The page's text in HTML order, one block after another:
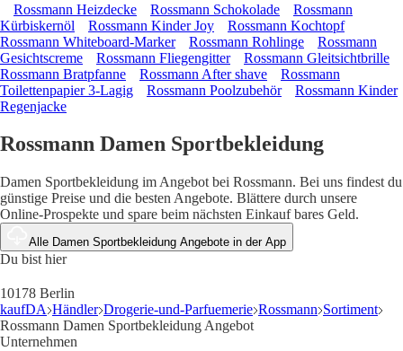
Rossmann Heizdecke Rossmann Schokolade
Rossmann
Kürbiskernöl
Rossmann Kinder Joy
Rossmann Kochtopf
Rossmann Whiteboard-Marker
Rossmann Rohlinge
Rossmann
Gesichtscreme
Rossmann Fliegengitter
Rossmann Gleitsichtbrille
Rossmann Bratpfanne
Rossmann After shave
Rossmann
Toilettenpapier 3-Lagig
Rossmann Poolzubehör
Rossmann Kinder
Regenjacke
Rossmann Damen Sportbekleidung
Damen Sportbekleidung im Angebot bei Rossmann. Bei uns findest du
günstige Preise und die besten Angebote. Blättere durch unsere
Online-Prospekte und spare beim nächsten Einkauf bares Geld.
Alle Damen Sportbekleidung Angebote in der App
Du bist hier
10178 Berlin
kaufDA Händler Drogerie-und-Parfuemerie Rossmann Sortiment
Rossmann Damen Sportbekleidung Angebot
Unternehmen